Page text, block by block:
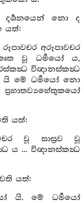
දර්‍ශනයෙන් නො ද
යත්:
අරූපාවචර
වූ ධර්‍මයෝ ය,
විඥානස්කන්‍ධ
යි මේ ධර්‍මයෝ නො
යත්:
වූ සාස්‍රව වූ
ය ... විඥානස්කන්‍ධ
යත්:
යි. මේ ධර්‍මයෝ